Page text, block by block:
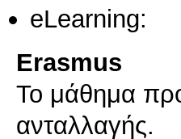
eLearning:
Erasmus
Το μάθημα
ανταλλαγής.